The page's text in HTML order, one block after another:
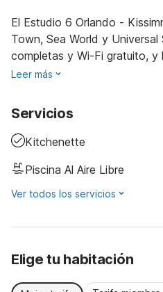
El Estudio 6 Orlando -
Town, Sea World y
completas y Wi-Fi gratuito, y
Leer más
Servicios
Kitchenette
Piscina Al Aire Libre
Ver todos los servicios
Elige tu habitación